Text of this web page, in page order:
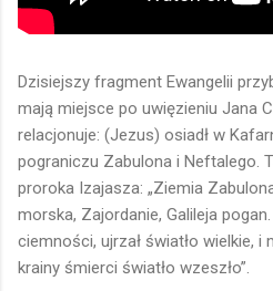
Dzisiejszy fragment Ewangelii
mają miejsce po uwięzieniu Jana
relacjonuje: (Jezus) osiadł w
pograniczu Zabulona i Neftalego.
proroka Izajasza: „Ziemia
morska, Zajordanie, Galileja
ciemności, ujrzał światło wielkie,
krainy śmierci światło wzeszło”.